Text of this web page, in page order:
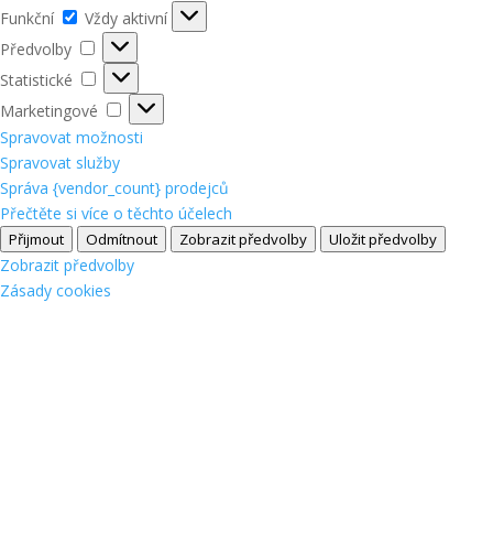
Funkční
Funkční
Vždy aktivní
Předvolby
Předvolby
Statistické
Statistické
Marketingové
Marketingové
Spravovat možnosti
Spravovat služby
Správa {vendor_count} prodejců
Přečtěte si více o těchto účelech
Přijmout Odmítnout Zobrazit předvolby Uložit předvolby
Zobrazit předvolby
Zásady cookies